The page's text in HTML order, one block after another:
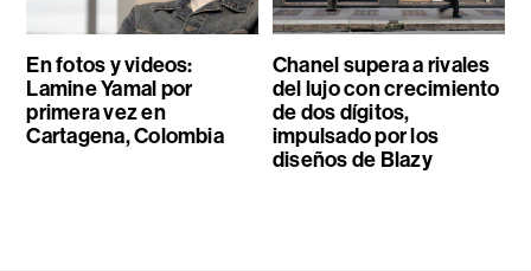
En fotos y videos:
Lamine Yamal por
primera vez en
Cartagena, Colombia
Chanel supera a rivales
del lujo con crecimiento
de dos dígitos,
impulsado por los
diseños de Blazy